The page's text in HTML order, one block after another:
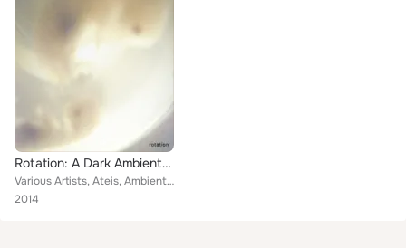
Rotation: A Dark Ambient / Experimental Compilation
Various Artists, Ateis, Ambient Mechanics, Herwig Holzmann, Secant Prime, Saemskin, Roth Mobot, Words On Water, Controlled Bleed...
2014